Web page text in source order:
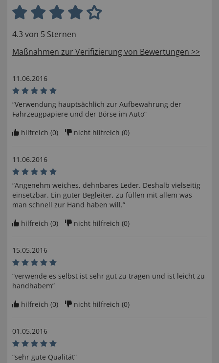
4.3 von 5 Sternen
Maßnahmen zur Verifizierung von Bewertungen >>
11.06.2016
“Verwendung hauptsächlich zur Aufbewahrung der
Fahrzeugpapiere und der Börse im Auto”
hilfreich (0) nicht hilfreich (0)
11.06.2016
“Angenehm weiches, dehnbares Leder. Deshalb vielseitig
einsetzbar. Ein guter Begleiter, zu füllen mit allem was
man schnell zur Hand haben will.”
hilfreich (0) nicht hilfreich (0)
15.05.2016
“verwende es selbst ist sehr gut zu tragen und ist leicht zu
handhabem”
hilfreich (0) nicht hilfreich (0)
01.05.2016
“sehr gute Qualität”